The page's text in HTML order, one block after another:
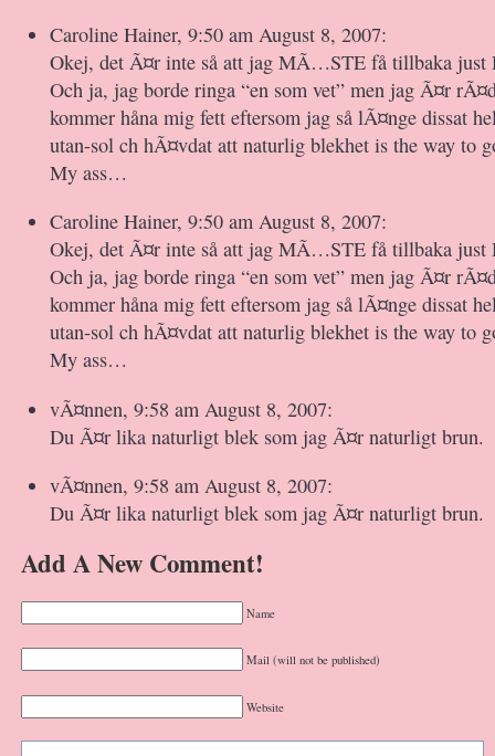
Caroline Hainer, 9:50 am August 8, 2007:
Okej, det Ã¤r inte så att jag MÃ…STE få tillbaka
Och ja, jag borde ringa “en som vet” men jag Ã¤r
kommer håna mig fett eftersom jag så lÃ¤nge dissat
utan-sol ch hÃ¤vdat att naturlig blekhet is the way to
My ass…
Caroline Hainer, 9:50 am August 8, 2007:
Okej, det Ã¤r inte så att jag MÃ…STE få tillbaka
Och ja, jag borde ringa “en som vet” men jag Ã¤r
kommer håna mig fett eftersom jag så lÃ¤nge dissat
utan-sol ch hÃ¤vdat att naturlig blekhet is the way to
My ass…
vÃ¤nnen, 9:58 am August 8, 2007:
Du Ã¤r lika naturligt blek som jag Ã¤r naturligt brun.
vÃ¤nnen, 9:58 am August 8, 2007:
Du Ã¤r lika naturligt blek som jag Ã¤r naturligt brun.
Add A New Comment!
Name
Mail (will not be published)
Website